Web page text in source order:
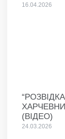
16.04.2026
(ВІДЕО)
24.03.2026